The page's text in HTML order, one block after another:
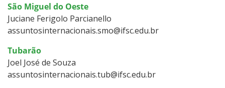
São Miguel do Oeste
Juciane Ferigolo Parcianello
assuntosinternacionais.smo@ifsc.edu.br
Tubarão
Joel José de Souza
assuntosinternacionais.tub@ifsc.edu.br